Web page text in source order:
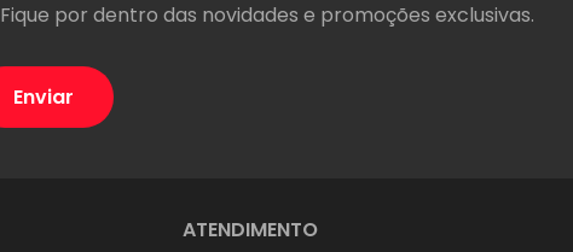
Fique por dentro das novidades e promoções exclusivas.
ATENDIMENTO